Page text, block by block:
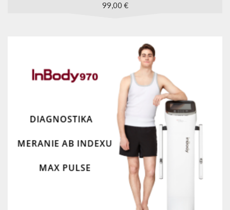
99,00 €